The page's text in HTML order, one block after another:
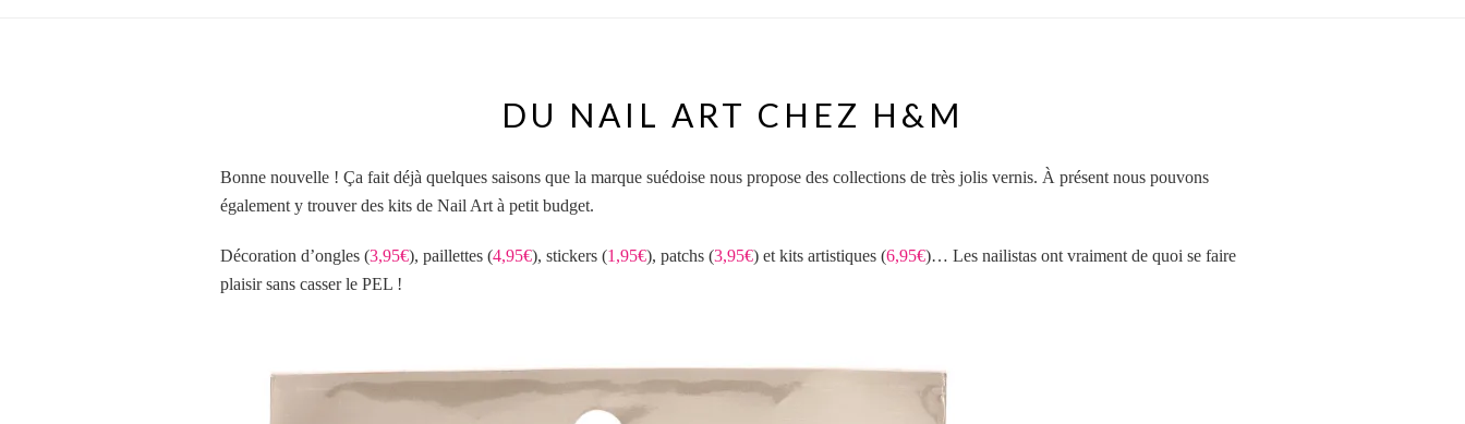
DU NAIL ART CHEZ H&M
Bonne nouvelle ! Ça fait déjà quelques saisons que la marque suédoise nous propose des collections de très jolis vernis. À présent nous pouvons
également y trouver des kits de Nail Art à petit budget.
Décoration d’ongles (3,95€), paillettes (4,95€), stickers (1,95€), patchs (3,95€) et kits artistiques (6,95€)… Les nailistas ont vraiment de quoi se faire
plaisir sans casser le PEL !